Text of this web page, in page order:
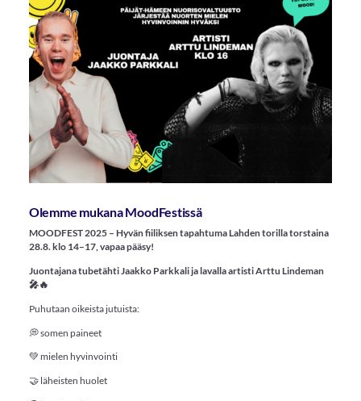
Olemme mukana MoodFestissä
MOODFEST 2025 – Hyvän fiiliksen tapahtuma Lahden torilla torstaina
28.8. klo 14–17, vapaa pääsy!
Juontajana tubetähti Jaakko Parkkali ja lavalla artisti Arttu Lindeman
🎤🔥
Puhutaan oikeista jutuista:
💭 somen paineet
💚 mielen hyvinvointi
🤝 läheisten huolet